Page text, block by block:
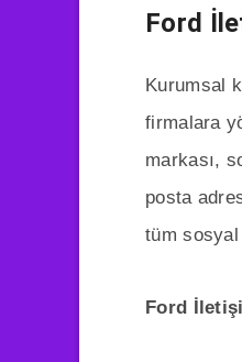
Ford
Kurumsal
firmalara
markası,
posta
tüm sosyal
Ford